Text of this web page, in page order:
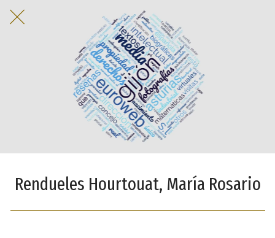
Rendueles Hourtouat, María Rosario